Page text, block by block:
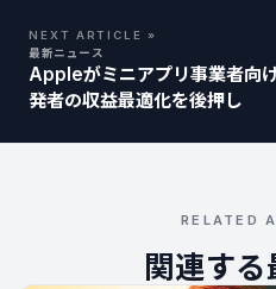
NEXT ARTICLE »
最新ニュース
Appleがミニアプリ事業者向
発者の収益最適化を後押し
RELATED
関連す